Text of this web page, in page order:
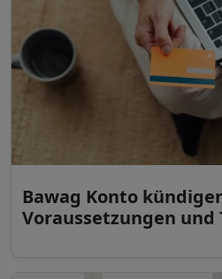
Bawag Konto
Voraussetzungen und